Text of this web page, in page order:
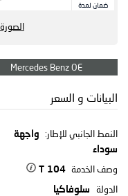
ضمان لمدة
Mercedes Benz OE
البيانات و السعر
النمط الجانبي للإطار:
واجهة
سوداء
وصف الخدمة 104 T
الدولة سلوفاكيا